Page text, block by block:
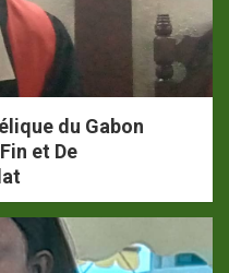
du Gabon
et De